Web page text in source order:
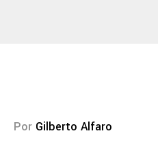
Por Gilberto Alfaro